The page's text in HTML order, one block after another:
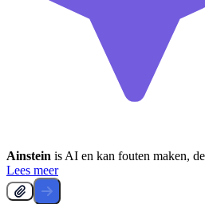
Ainstein is AI en kan fouten maken,
Lees meer